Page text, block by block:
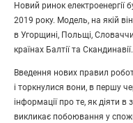
Новий ринок електроенергії
2019 року. Модель, на якій
в Угорщині, Польщі,
країнах Балтії та Скандинавії.
Введення нових правил
і торкнулися вони, в першу
інформації про те, як діяти
викликає побоювання у